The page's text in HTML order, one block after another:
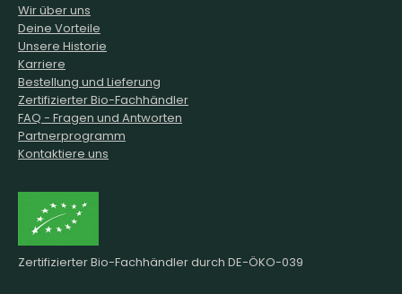
Wir über uns
Deine Vorteile
Unsere Historie
Karriere
Bestellung und Lieferung
Zertifizierter Bio-Fachhändler
FAQ - Fragen und Antworten
Partnerprogramm
Kontaktiere uns
Zertifizierter Bio-Fachhändler durch DE-ÖKO-039